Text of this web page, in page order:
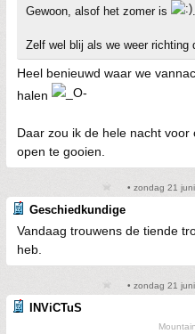
Gewoon, alsof het zomer is
.
Zelf wel blij als we weer richting
Heel benieuwd waar we
halen
Daar zou ik de hele nacht
open te gooien.
• zondag 21
Geschiedkundige
Vandaag trouwens de tiende
heb.
• zondag 21
INViCTuS